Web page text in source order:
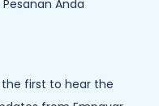
Pesanan Anda
first to hear the